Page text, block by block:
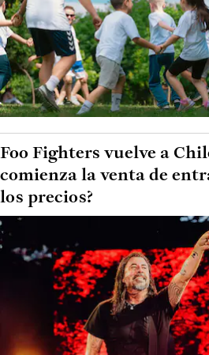
Foo Fighters vuelve a
comienza la venta de
los precios?